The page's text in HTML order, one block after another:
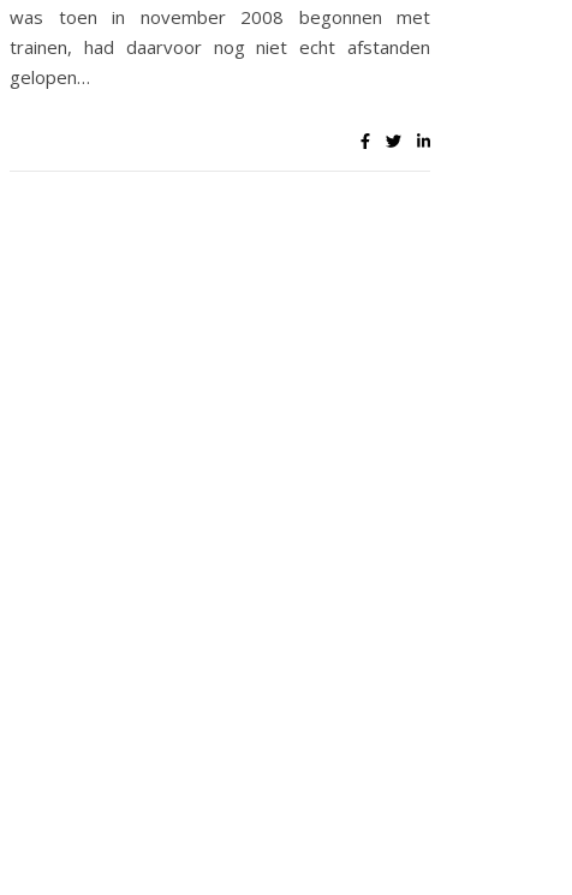
was toen in november 2008 begonnen met
trainen, had daarvoor nog niet echt afstanden
gelopen…